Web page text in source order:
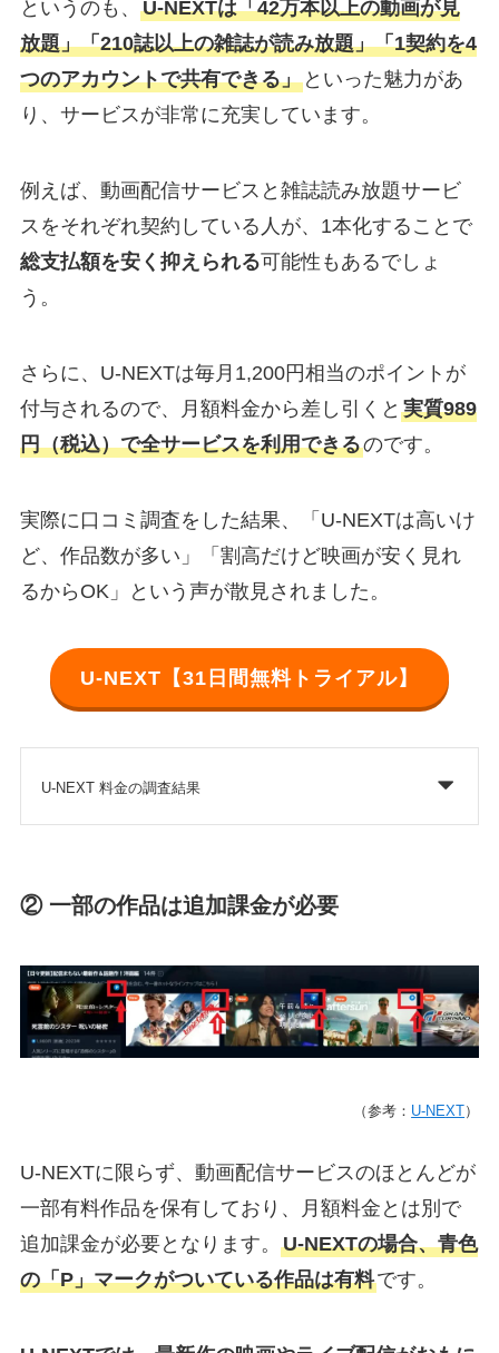
というのも、 U-NEXTは「42万本以上の動画が見
放題」「210誌以上の雑誌が読み放題」「1契約を4
つのアカウントで共有できる」といった魅力があ
り、サービスが非常に充実しています。
例えば、動画配信サービスと雑誌読み放題サービ
スをそれぞれ契約している人が、1本化することで
総支払額を安く抑えられる可能性もあるでしょ
う。
さらに、U-NEXTは毎月1,200円相当のポイントが
付与されるので、月額料金から差し引くと 実質989
円（税込）で全サービスを利用できるのです。
実際に口コミ調査をした結果、「U-NEXTは高いけ
ど、作品数が多い」「割高だけど映画が安く見れ
るからOK」という声が散見されました。
U-NEXT【31日間無料トライアル】
U-NEXT 料金の調査結果
② 一部の作品は追加課金が必要
（参考： U-NEXT）
U-NEXTに限らず、動画配信サービスのほとんどが
一部有料作品を保有しており、月額料金とは別で
追加課金が必要となります。 U-NEXTの場合、青色
の「P」マークがついている作品は有料です。